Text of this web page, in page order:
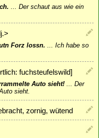
... Der schaut aus wie ein
Forz lossn. ... Ich habe so
fuchsteufelswild]
Auto sieht! ... Der
sieht.
zornig, wütend